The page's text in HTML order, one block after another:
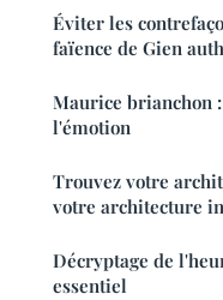
Éviter les
faïence de Gien
Maurice brianchon
l'émotion
Trouvez votre
votre architecture
Décryptage de
essentiel